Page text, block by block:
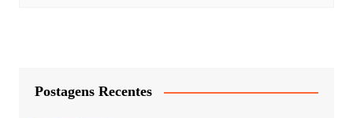
Postagens Recentes